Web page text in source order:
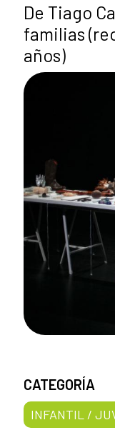
De Tiago
familias
años)
CATEGORÍA
INFANTIL /